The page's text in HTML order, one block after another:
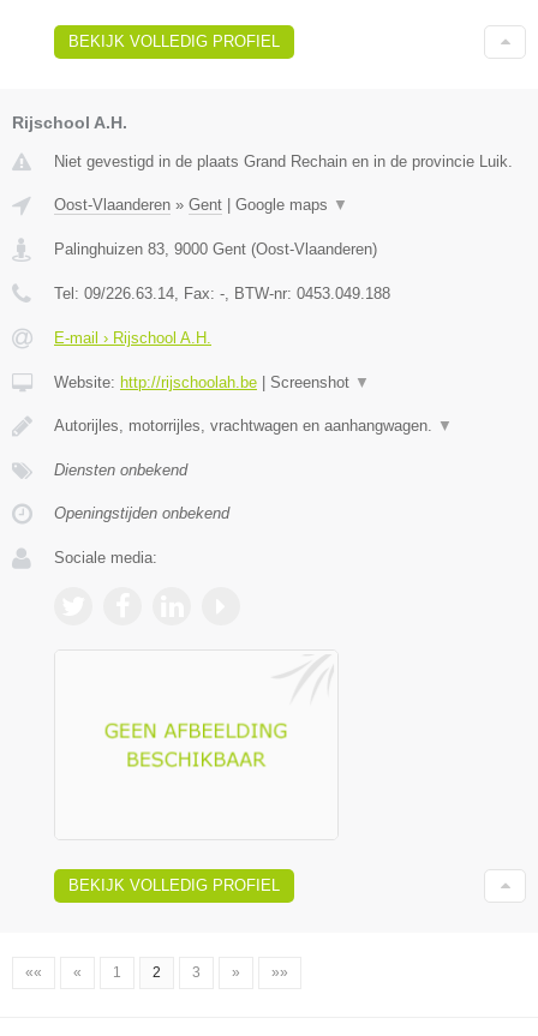
BEKIJK VOLLEDIG PROFIEL
Rijschool A.H.
Niet gevestigd in de plaats Grand Rechain en in de provincie Luik.
Oost-Vlaanderen » Gent Google maps ▼
Palinghuizen 83, 9000 Gent (Oost-Vlaanderen)
Tel: 09/226.63.14, Fax: -, BTW-nr: 0453.049.188
E-mail › Rijschool A.H.
Website: http://rijschoolah.be Screenshot ▼
Autorijles, motorrijles, vrachtwagen en aanhangwagen. ▼
Diensten onbekend
Openingstijden onbekend
Sociale media:
BEKIJK VOLLEDIG PROFIEL
«« « 1 2 3 » »»